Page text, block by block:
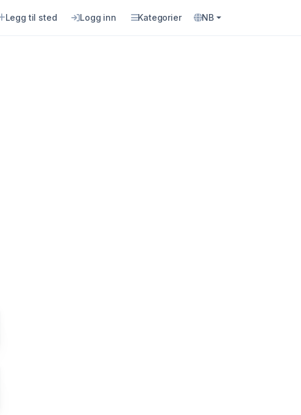
Legg til sted Logg inn Kategorier NB